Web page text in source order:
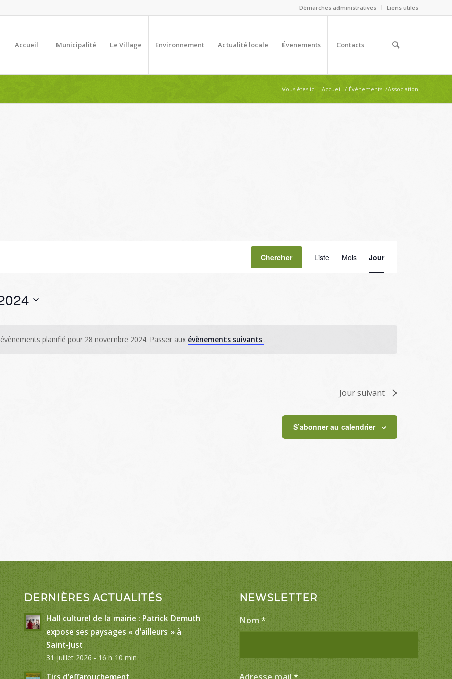
Démarches administratives Liens utiles
Accueil Municipalité Le Village Environnement Actualité locale Évenements Contacts
Vous êtes ici : Accueil / Évènements /Association
planifié pour 28 novembre 2024. Passer aux évènements suivants .
Chercher
de
Liste Mois Jour
Jour suivant
S’abonner au calendrier
DERNIÈRES ACTUALITÉS
Hall culturel de la mairie : Patrick Demuth
expose ses paysages « d’ailleurs » à
Saint-Just
31 juillet 2026 - 16 h 10 min
Tirs d’effarouchement
NEWSLETTER
Nom*